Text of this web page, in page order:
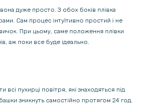
дуже просто. З обох боків плівка
Сам процес інтуїтивно простий і не
При цьому, саме положення плівки
аж поки все буде ідеально.
всі пухирці повітря, які знаходяться під
зникнуть самостійно протягом 24 год.